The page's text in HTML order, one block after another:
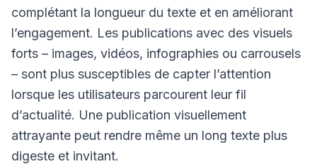
complétant la longueur du texte et en améliorant
l’engagement. Les publications avec des visuels
forts – images, vidéos, infographies ou carrousels
– sont plus susceptibles de capter l’attention
lorsque les utilisateurs parcourent leur fil
d’actualité. Une publication visuellement
attrayante peut rendre même un long texte plus
digeste et invitant.